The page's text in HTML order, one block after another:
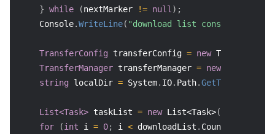
} while (nextMarker != null ) ;
    Console
.WriteLine( "download list construct
TransferConfig transferConfig = new
TransferManager transferManager = new
string localDir = System. IO. Path.GetTempPath
List<Task> taskList = new List<Task>(
for
(int i = 0; i < downloadList . Count